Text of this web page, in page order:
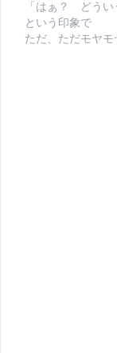
「はぁ？ どう
という印象で
ただ、ただモヤモ